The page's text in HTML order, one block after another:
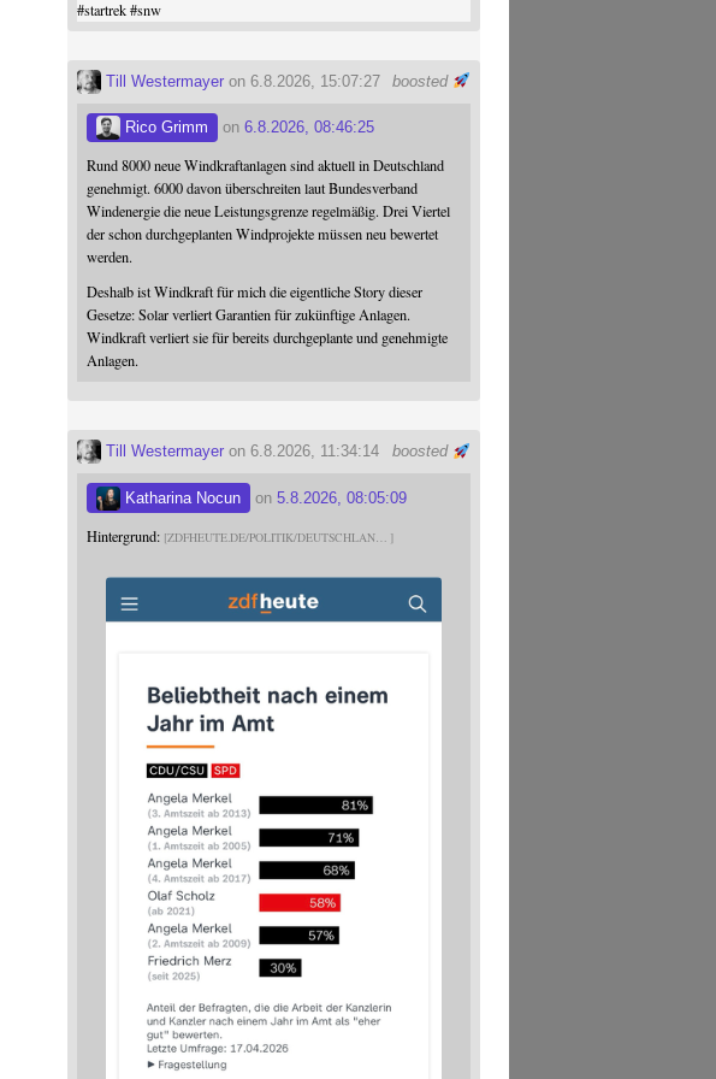
#startrek #snw
boosted
Till Westermayer on 6.8.2026, 15:07:27
Rico Grimm on6.8.2026, 08:46:25
Rund 8000 neue Windkraftanlagen sind aktuell in Deutschland
genehmigt. 6000 davon überschreiten laut Bundesverband
Windenergie die neue Leistungsgrenze regelmäßig. Drei Viertel
der schon durchgeplanten Windprojekte müssen neu bewertet
werden.
Deshalb ist Windkraft für mich die eigentliche Story dieser
Gesetze: Solar verliert Garantien für zukünftige Anlagen.
Windkraft verliert sie für bereits durchgeplante und genehmigte
Anlagen.
boosted
Till Westermayer on 6.8.2026, 11:34:14
Katharina Nocun on5.8.2026, 08:05:09
Hintergrund: ZDFHEUTE.DE/POLITIK/DEUTSCHLAN